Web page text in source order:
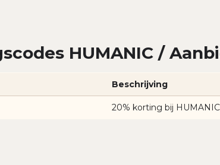
HUMANIC /
Beschrijving
20% korting bij HUMANIC